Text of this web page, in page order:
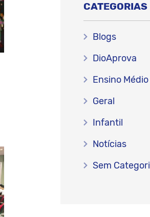
CATEGORIAS
Blogs
DioAprova
Ensino Médio
Geral
Infantil
Notícias
Sem